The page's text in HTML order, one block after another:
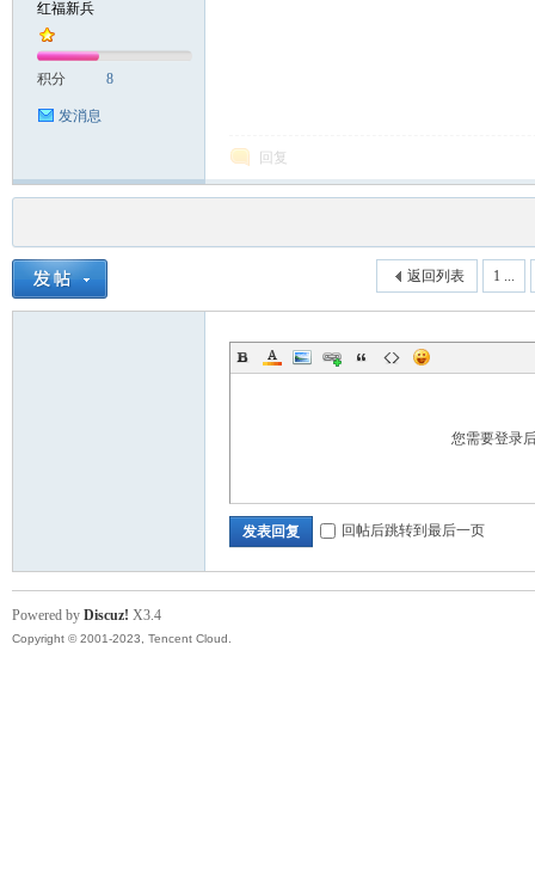
红福新兵
积分 8
发消息
回复
1 ...
返回列表
您需要登录
发表回复 回帖后跳转到最后一页
Powered by Discuz! X3.4
Copyright © 2001-2023, Tencent Cloud.